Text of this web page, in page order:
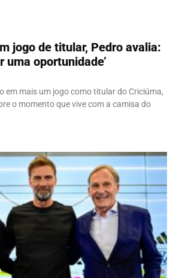
jogo de titular, Pedro avalia:
uma oportunidade’
em mais um jogo como titular do Criciúma,
o momento que vive com a camisa do